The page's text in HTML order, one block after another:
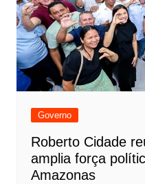
Governo
Roberto Cidade
amplia força
Amazonas